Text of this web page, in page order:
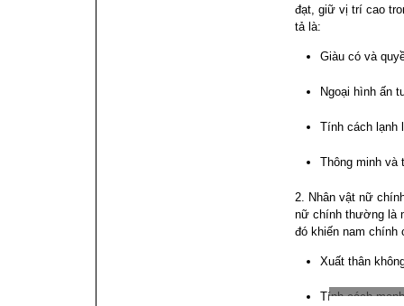
đạt, giữ vị trí cao
tả là:
Giàu có và
Ngoại hình ấn
Tính cách lạnh
Thông minh và
2. Nhân vật nữ
nữ chính thường là
đó khiến nam chính
Xuất thân
Tính cách